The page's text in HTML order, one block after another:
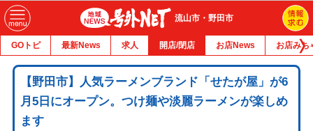
流山市・野田市
GOトピ 最新News 求人 開店/閉店 お店News お店みち
【野田市】人気ラーメンブランド「せたが屋」が6
月5日にオープン。つけ麺や淡麗ラーメンが楽しめ
ます